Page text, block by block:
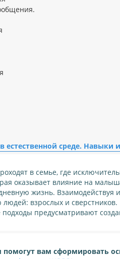
естественной среде. Навыки
в семье, где
оказывает влияние на
жизнь. Взаимодействуя
взрослых и сверстников.
предусматривают
помогут вам сформировать